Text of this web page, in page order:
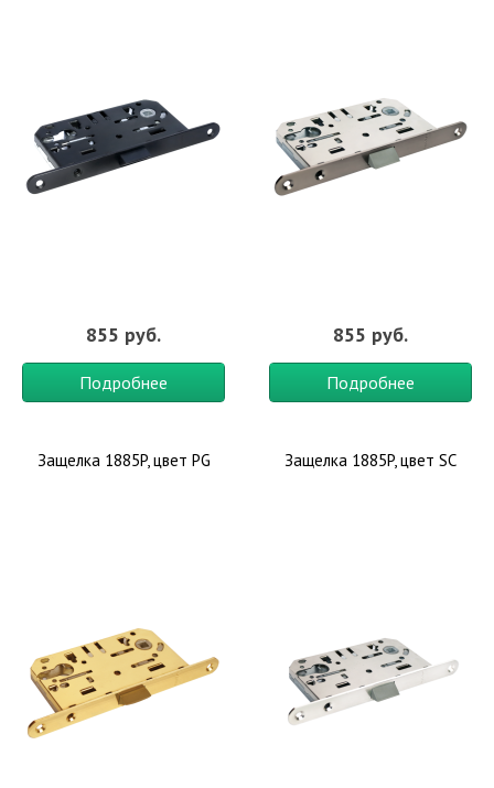
855 руб.
Подробнее
855 руб.
Подробнее
Защелка 1885P, цвет PG Защелка 1885P, цвет SC